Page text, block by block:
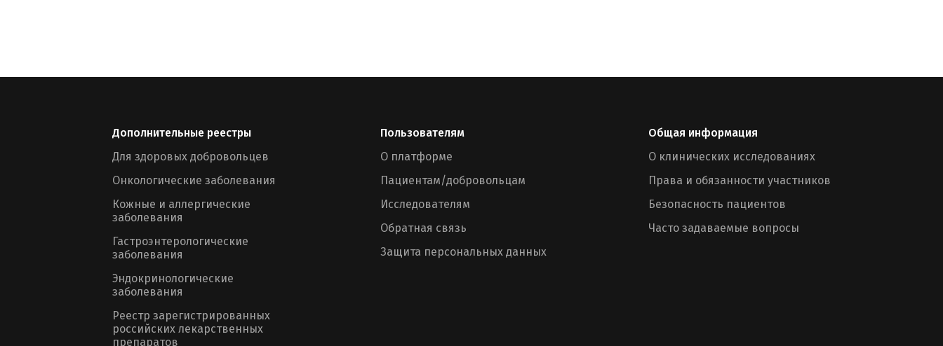
Дополнительные реестры
Для здоровых добровольцев
Онкологические заболевания
Кожные и аллергические
заболевания
Гастроэнтерологические
заболевания
Эндокринологические
заболевания
Реестр зарегистрированных
российских лекарственных
препаратов
Пользователям
О платформе
Пациентам/добровольцам
Исследователям
Обратная связь
Защита персональных данных
Общая информация
О клинических исследованиях
Права и обязанности участников
Безопасность пациентов
Часто задаваемые вопросы